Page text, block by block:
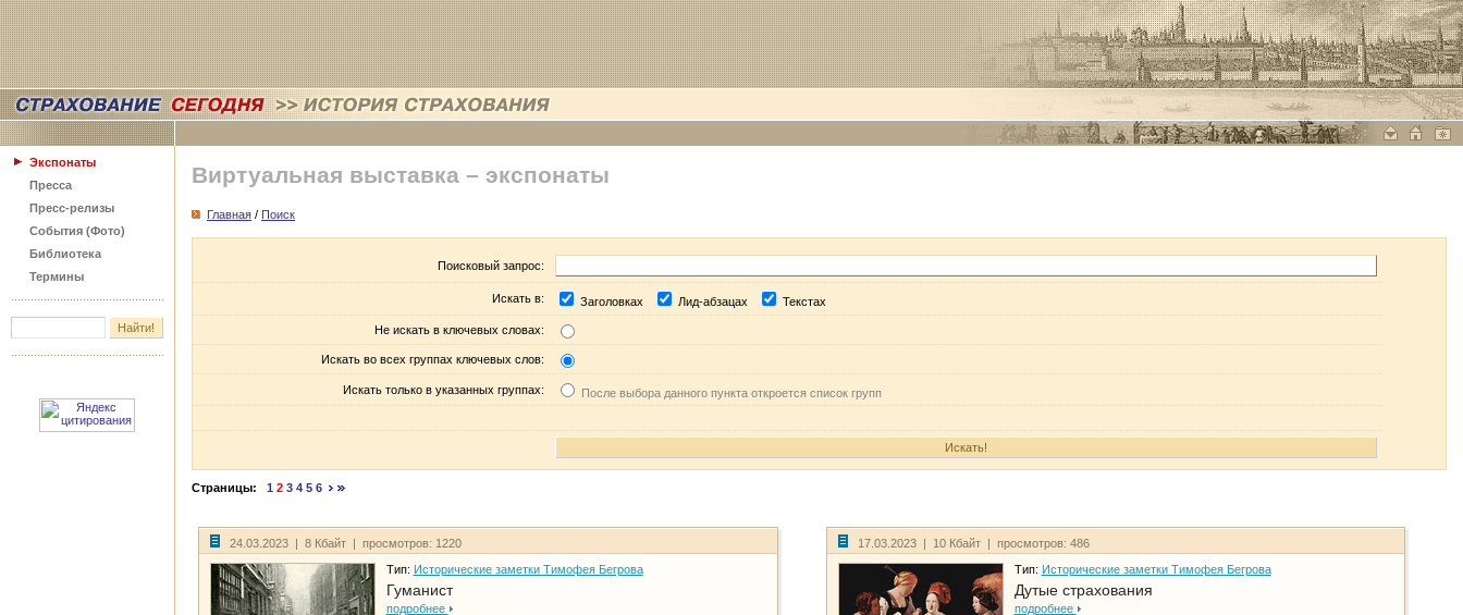
Экспонаты
Пресса
Пресс-релизы
События (Фото)
Библиотека
Термины
Виртуальная выставка – экспонаты
Главная / Поиск
Поисковый запрос:
Искать в: Заголовках Лид-абзацах Текстах
Не искать в ключевых словах:
Искать во всех группах ключевых слов:
Искать только в указанных группах: После выбора данного пункта откроется список групп
Страницы: 1 2 3 4 5 6
24.03.2023 | 8 Кбайт | просмотров: 1220
Тип: Исторические заметки Тимофея Бегрова
Гуманист
подробнее
17.03.2023 | 10 Кбайт | просмотров: 486
Тип: Исторические заметки Тимофея Бегрова
Дутые страхования
подробнее